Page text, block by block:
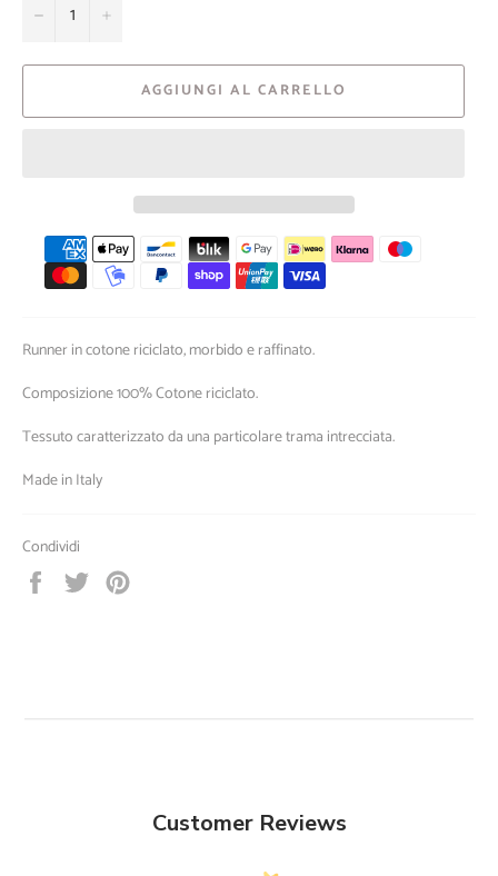
− +
AGGIUNGI AL CARRELLO
Metodi
di
pagamento
Runner in cotone riciclato, morbido e raffinato.
Composizione 100% Cotone riciclato.
Tessuto caratterizzato da una particolare trama intrecciata.
Made in Italy
Condividi
CondividiTwitta
Customer Reviews